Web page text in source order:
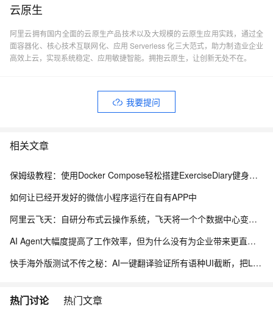
云原生
阿里云拥有国内全面的云原生产品技术以及大规模的云原生应用实践，通过全
面容器化、核心技术互联网化、应用 Serverless 化三大范式，助力制造业企业
高效上云，实现系统稳定、应用敏捷智能。拥抱云原生，让创新无处不在。
我要提问
相关文章
保姆级教程：使用Docker Compose轻松搭建ExerciseDiary健身日历
如何让已经开发好的微信小程序运行在自有APP中
阿里云飞天：自研分布式云操作系统，飞天将一个个数据中心变成一台超级计算机！
AI Agent大幅度提高了工作效率，但为什么没有为企业带来更直接的效益？
快手海外版测试不传之秘：AI一键翻译验证所有语种UI截断，把LQA周期从7天干到20分钟
热门讨论 热门文章